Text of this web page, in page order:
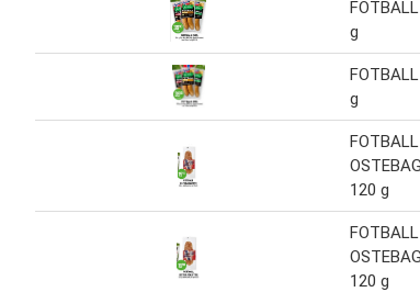
g
g
FOTBALL
120 g
FOTBALL
120 g